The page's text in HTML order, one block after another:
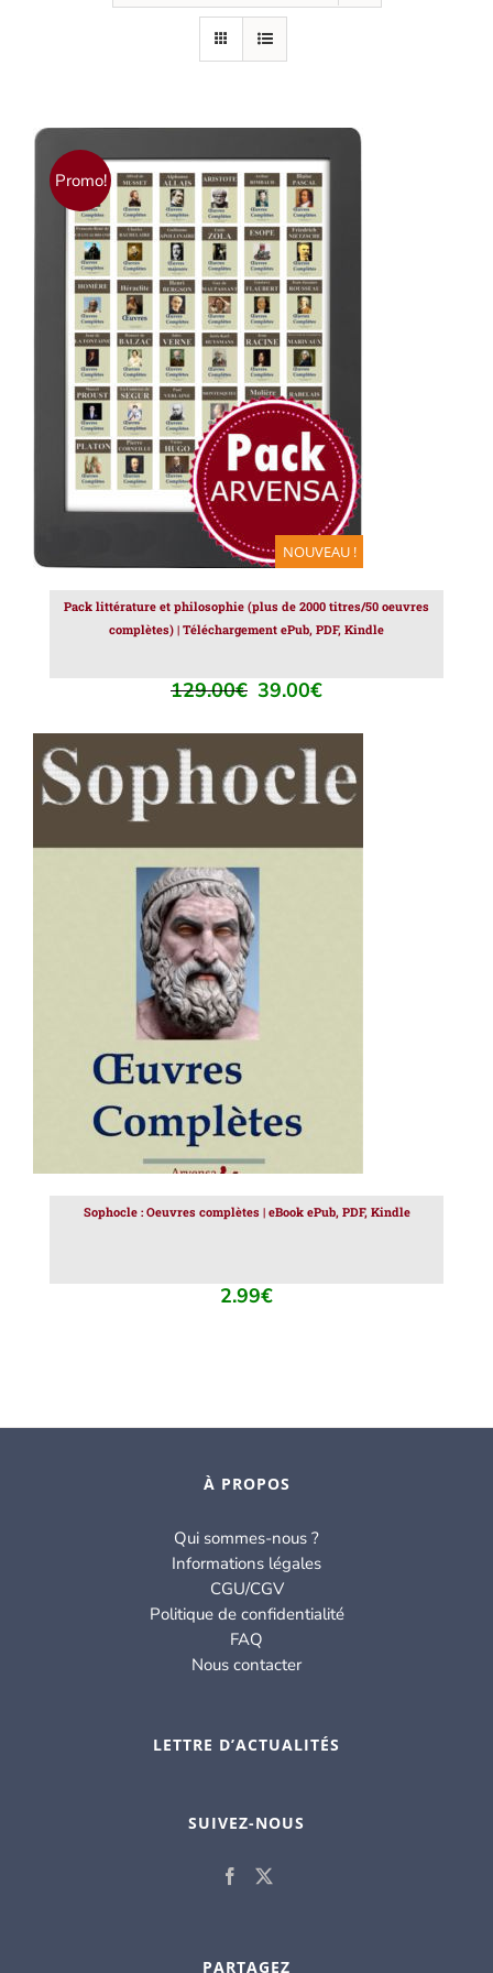
Promo!
NOUVEAU !
AJOUTER AU PANIER / DÉTAILS
Pack littérature et philosophie (plus de 2000 titres/50 oeuvres
complètes) | Téléchargement ePub, PDF, Kindle
129.00€ Le
initial
était :
129.00€.
39.00€Le
actuel
est :
39.00€.
AJOUTER AU PANIER /
Sophocle : Oeuvres complètes | eBook ePub, PDF, Kindle
2.99€
À PROPOS
Qui sommes-nous ?
Informations légales
CGU/CGV
Politique de confidentialité
FAQ
Nous contacter
LETTRE D’ACTUALITÉS
SUIVEZ-NOUS
PARTAGEZ